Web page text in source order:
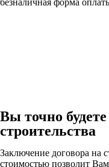
безналичная форма
Вы точно
строительства
Заключение договора на
стоимостью позволит